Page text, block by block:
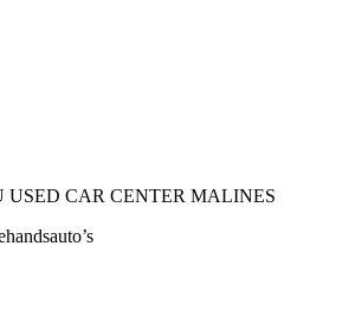
CAR CENTER MALINES